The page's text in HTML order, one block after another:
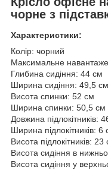
чорне з
Характеристики:
Колір: чорний
Максимальне
Глибина сидіння: 44 см
Ширина сидіння: 49,5 см
Висота спинки: 52 см
Ширина спинки: 50,5 см
Довжина підлокітників:
Ширина підлокітників: 6
Висота підлокітників: 23
Висота сидіння в
Висота сидіння у